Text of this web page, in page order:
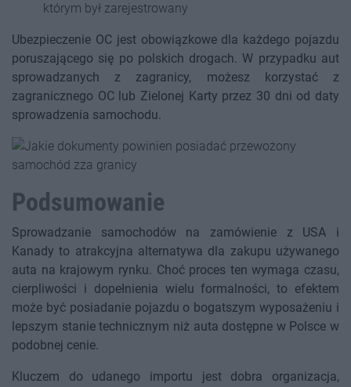
którym był zarejestrowany
Ubezpieczenie OC jest obowiązkowe dla każdego pojazdu
poruszającego się po polskich drogach. W przypadku aut
sprowadzanych z zagranicy, możesz korzystać z
zagranicznego OC lub Zielonej Karty przez 30 dni od daty
sprowadzenia samochodu.
Podsumowanie
Sprowadzanie samochodów na zamówienie z USA i
Kanady to atrakcyjna alternatywa dla zakupu używanego
auta na krajowym rynku. Choć proces ten wymaga czasu,
cierpliwości i dopełnienia wielu formalności, to efektem
może być posiadanie pojazdu o bogatszym wyposażeniu i
lepszym stanie technicznym niż auta dostępne w Polsce w
podobnej cenie.
Kluczem do udanego importu jest dobra organizacja,